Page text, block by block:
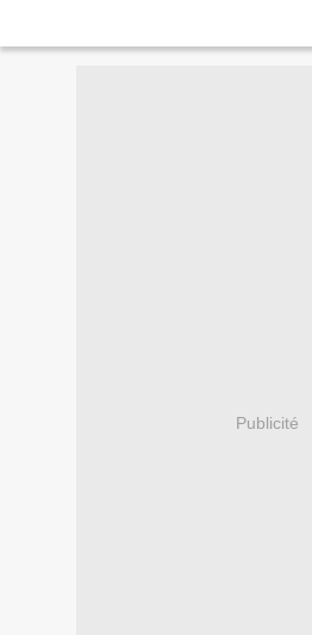
Publicité